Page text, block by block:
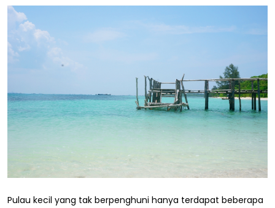
Pulau kecil yang tak berpenghuni hanya terdapat beberapa